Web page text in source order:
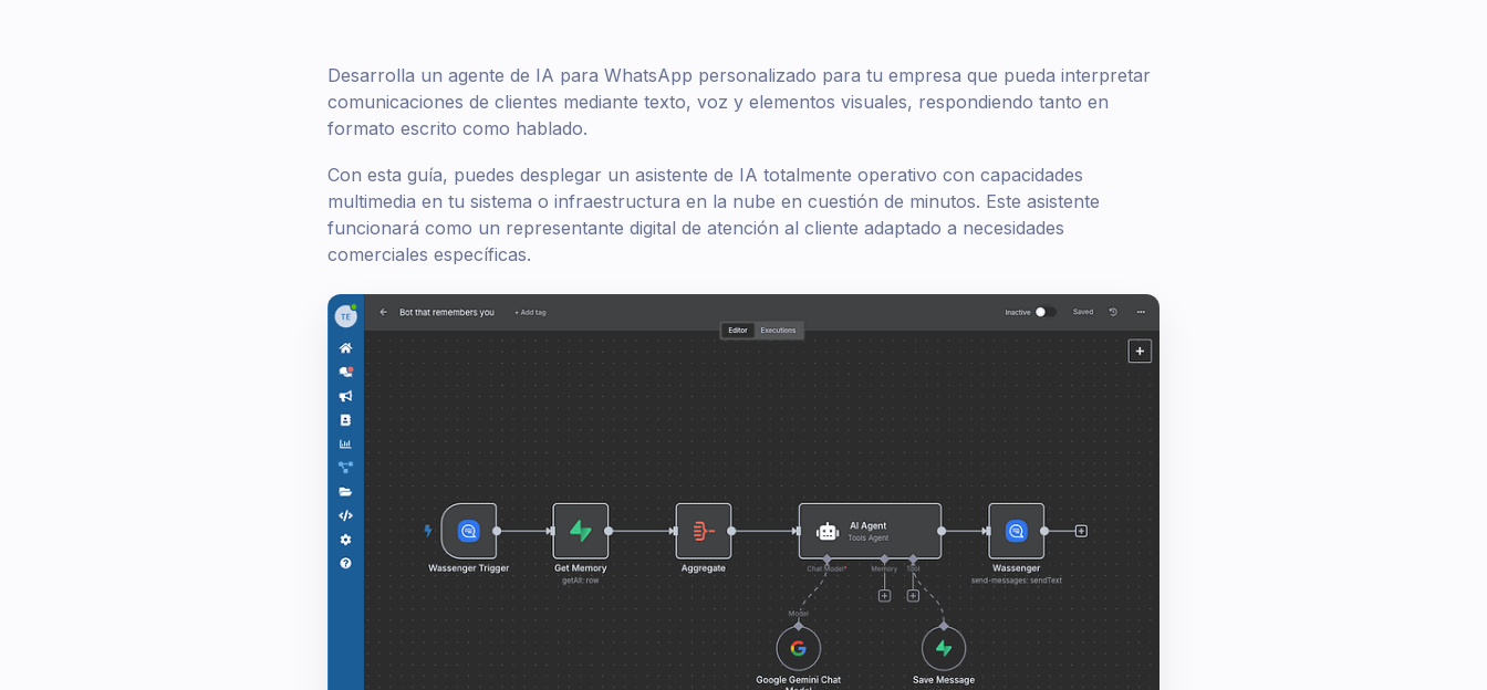
Desarrolla un agente de IA para WhatsApp personalizado para tu empresa que pueda interpretar
comunicaciones de clientes mediante texto, voz y elementos visuales, respondiendo tanto en
formato escrito como hablado.
Con esta guía, puedes desplegar un asistente de IA totalmente operativo con capacidades
multimedia en tu sistema o infraestructura en la nube en cuestión de minutos. Este asistente
funcionará como un representante digital de atención al cliente adaptado a necesidades
comerciales específicas.